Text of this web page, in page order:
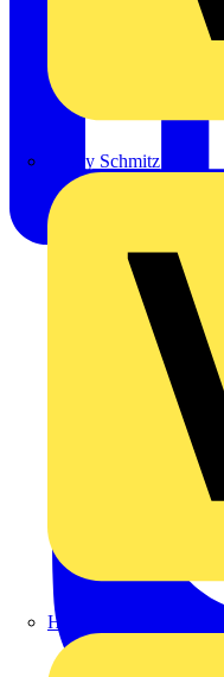
Hardy Schmitz
Heinrich Häusler GmbH